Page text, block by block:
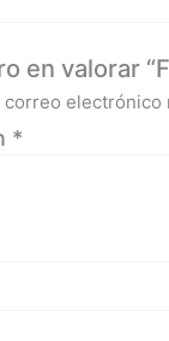
en valorar
electrónico
*